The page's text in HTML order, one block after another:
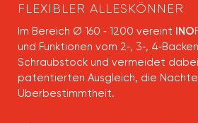
FLEXIBLER ALLESKÖNNER
Im Bereich Ø 160 ‐ 1200 vereint INO
und Funktionen vom 2‐, 3‐,
Schraubstock und vermeidet
patentierten Ausgleich, die
Überbestimmtheit.